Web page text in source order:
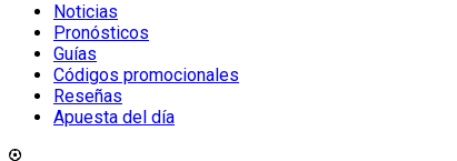
Noticias
Pronósticos
Guías
Códigos promocionales
Reseñas
Apuesta del día